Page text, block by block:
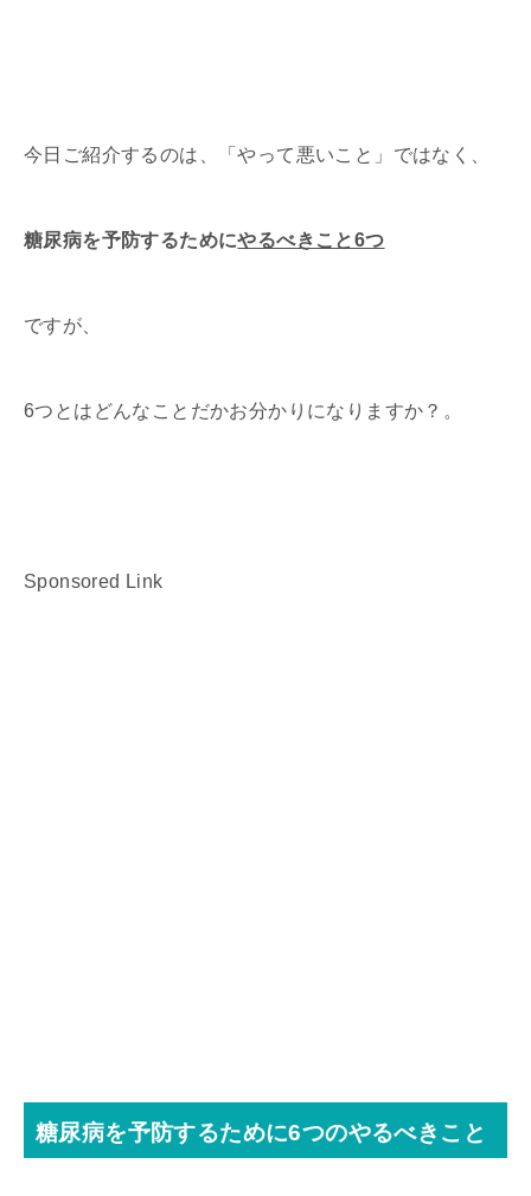
今日ご紹介するのは、「やって悪いこと」ではなく、
糖尿病を予防するためにやるべきこと6つ
ですが、
6つとはどんなことだかお分かりになりますか？。
Sponsored Link
糖尿病を予防するために6つのやるべきこと